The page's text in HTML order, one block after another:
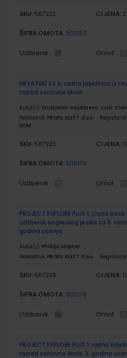
SKU: 567222 CIJENA:
ŠIFRA OMOTA: 500159
Udžbenik Omot
HRVATSKI ZA 6; radna bilježnica iz
razred osnovne škole
Autor(i): Družijanić-Hajdarević Jurić
Nakladnik: PROFIL KLETT d.o.o.
DOM
SKU: 567223 CIJENA:
ŠIFRA OMOTA: 500176
Udžbenik Omot
PROJECT EXPLORE PLUS 1; Class
udžbenik engleskog jezika za 6.
godina učenja
Autor(i): Phillips Shipton
Nakladnik: PROFIL KLETT d.o.o.
SKU: 567239 CIJENA:
ŠIFRA OMOTA: 500178
Udžbenik Omot
PROJECT EXPLORE PLUS 1; radna
razred osnovne škole, 3. godina